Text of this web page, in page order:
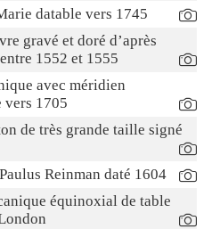
datable vers 1745
gravé et doré d’après
1552 et 1555
avec méridien
vers 1705
de très grande taille signé
Reinman daté 1604
équinoxial de table